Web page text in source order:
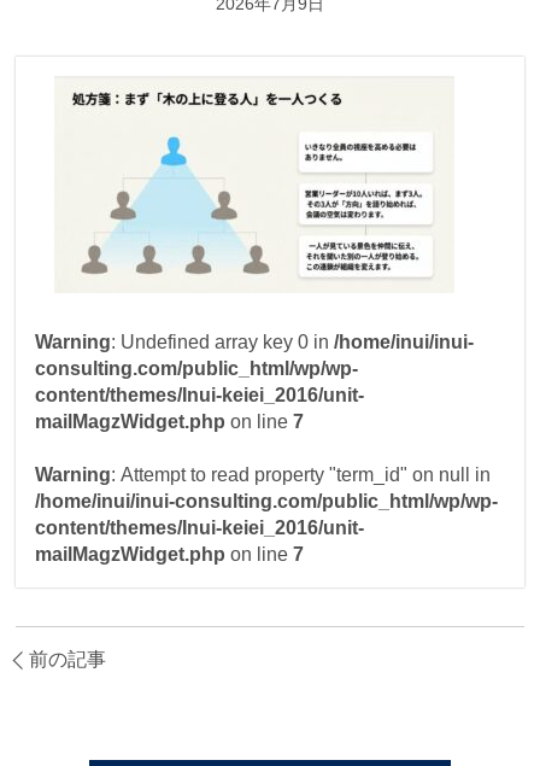
2026年7月9日
Warning : Undefined array key 0 in/home/inui/inui-
consulting.com/public_html/wp/wp-
content/themes/Inui-keiei_2016/unit-
mailMagzWidget.php on line7
Warning : Attempt to read property "term_id" on null in
/home/inui/inui-consulting.com/public_html/wp/wp-
content/themes/Inui-keiei_2016/unit-
mailMagzWidget.php on line7
前の記事